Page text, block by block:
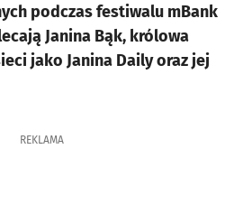
podczas festiwalu mBank
Janina Bąk, królowa
jako Janina Daily oraz jej
REKLAMA